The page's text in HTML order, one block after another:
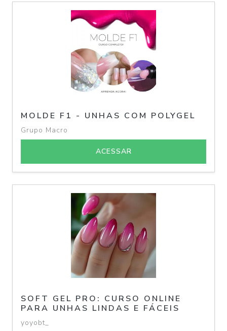
MOLDE F1 - UNHAS COM POLYGEL
Grupo Macro
ACESSAR
SOFT GEL PRO: CURSO ONLINE
PARA UNHAS LINDAS E FÁCEIS
yoyobt_